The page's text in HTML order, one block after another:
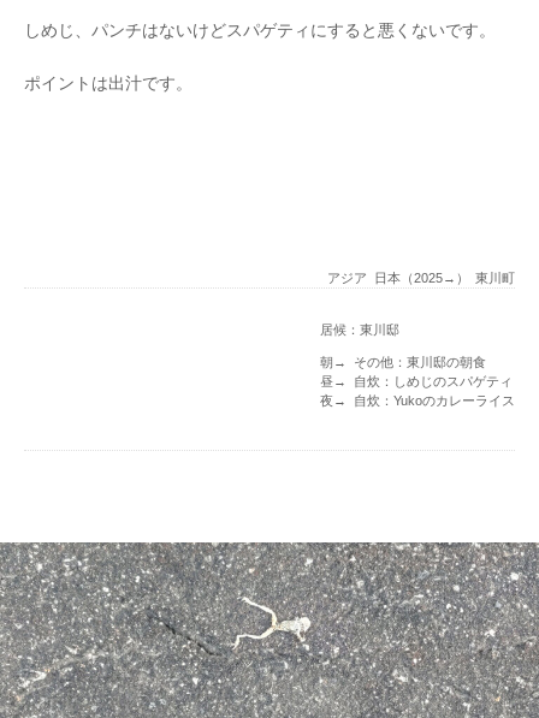
しめじ、パンチはないけどスパゲティにすると悪くないです。
ポイントは出汁です。
アジア 日本（2025→） 東川町
居候：東川邸
朝→ その他：東川邸の朝食
昼→ 自炊：しめじのスパゲティ
夜→ 自炊：Yukoのカレーライス